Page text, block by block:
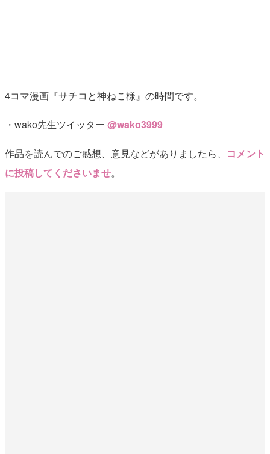
4コマ漫画『サチコと神ねこ様』の時間です。
・wako先生ツイッター @wako3999
作品を読んでのご感想、意見などがありましたら、 コメント
に投稿してくださいませ。